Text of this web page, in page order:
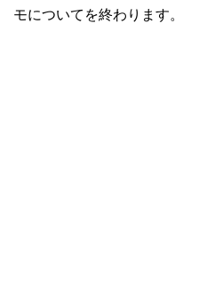
モについてを終わります。